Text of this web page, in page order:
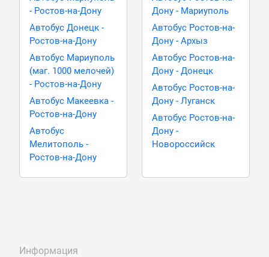
- Ростов-на-Дону
Автобус Донецк -
Ростов-на-Дону
Автобус Мариуполь
(маг. 1000 мелочей)
- Ростов-на-Дону
Автобус Макеевка -
Ростов-на-Дону
Автобус
Мелитополь -
Ростов-на-Дону
Дону - Мариуполь
Автобус Ростов-на-
Дону - Архыз
Автобус Ростов-на-
Дону - Донецк
Автобус Ростов-на-
Дону - Луганск
Автобус Ростов-на-
Дону -
Новороссийск
Информация